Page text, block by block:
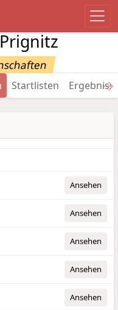
Startlisten →
Ansehen
Ansehen
Ansehen
Ansehen
Ansehen